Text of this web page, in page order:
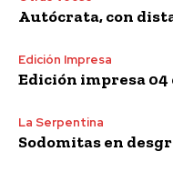
Autócrata, con
Edición Impresa
Edición impresa 04
La Serpentina
Sodomitas en